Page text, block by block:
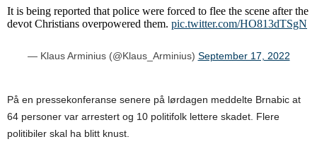
It is being reported that police were forced to flee the scene after the
devot Christians overpowered them. pic.twitter.com/HO813dTSgN
— Klaus Arminius (@Klaus_Arminius) September 17, 2022
På en pressekonferanse senere på lørdagen meddelte Brnabic at
64 personer var arrestert og 10 politifolk lettere skadet. Flere
politibiler skal ha blitt knust.